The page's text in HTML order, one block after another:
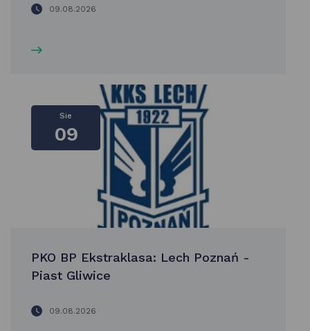
09.08.2026
Sie
09
PKO BP Ekstraklasa: Lech Poznań -
Piast Gliwice
09.08.2026